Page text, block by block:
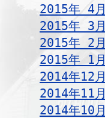
2015年 4月
2015年 3月
2015年 2月
2015年 1月
2014年12月
2014年11月
2014年10月